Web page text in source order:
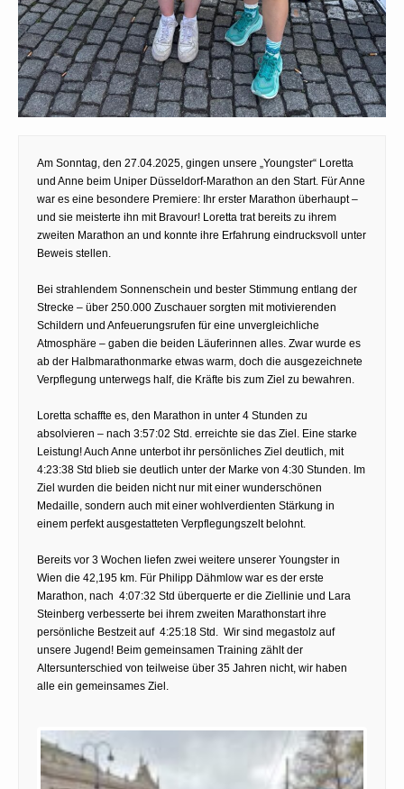
Am Sonntag, den 27.04.2025, gingen unsere „Youngster“ Loretta
und Anne beim Uniper Düsseldorf-Marathon an den Start. Für Anne
war es eine besondere Premiere: Ihr erster Marathon überhaupt –
und sie meisterte ihn mit Bravour! Loretta trat bereits zu ihrem
zweiten Marathon an und konnte ihre Erfahrung eindrucksvoll unter
Beweis stellen.
Bei strahlendem Sonnenschein und bester Stimmung entlang der
Strecke – über 250.000 Zuschauer sorgten mit motivierenden
Schildern und Anfeuerungsrufen für eine unvergleichliche
Atmosphäre – gaben die beiden Läuferinnen alles. Zwar wurde es
ab der Halbmarathonmarke etwas warm, doch die ausgezeichnete
Verpflegung unterwegs half, die Kräfte bis zum Ziel zu bewahren.
Loretta schaffte es, den Marathon in unter 4 Stunden zu
absolvieren – nach 3:57:02 Std. erreichte sie das Ziel. Eine starke
Leistung! Auch Anne unterbot ihr persönliches Ziel deutlich, mit
4:23:38 Std blieb sie deutlich unter der Marke von 4:30 Stunden. Im
Ziel wurden die beiden nicht nur mit einer wunderschönen
Medaille, sondern auch mit einer wohlverdienten Stärkung in
einem perfekt ausgestatteten Verpflegungszelt belohnt.
Bereits vor 3 Wochen liefen zwei weitere unserer Youngster in
Wien die 42,195 km. Für Philipp Dähmlow war es der erste
Marathon, nach 4:07:32 Std überquerte er die Ziellinie und Lara
Steinberg verbesserte bei ihrem zweiten Marathonstart ihre
persönliche Bestzeit auf 4:25:18 Std. Wir sind megastolz auf
unsere Jugend! Beim gemeinsamen Training zählt der
Altersunterschied von teilweise über 35 Jahren nicht, wir haben
alle ein gemeinsames Ziel.